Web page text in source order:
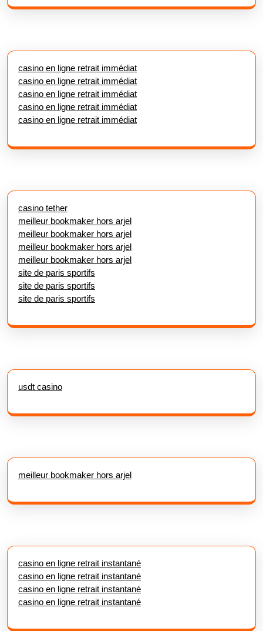
casino en ligne retrait immédiat
casino en ligne retrait immédiat
casino en ligne retrait immédiat
casino en ligne retrait immédiat
casino en ligne retrait immédiat
casino tether
meilleur bookmaker hors arjel
meilleur bookmaker hors arjel
meilleur bookmaker hors arjel
meilleur bookmaker hors arjel
site de paris sportifs
site de paris sportifs
site de paris sportifs
usdt casino
meilleur bookmaker hors arjel
casino en ligne retrait instantané
casino en ligne retrait instantané
casino en ligne retrait instantané
casino en ligne retrait instantané